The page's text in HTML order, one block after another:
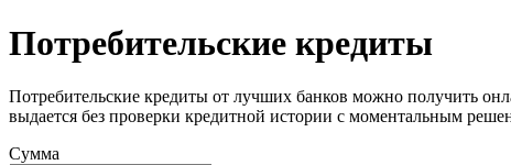
Потребительские кредиты
Потребительские кредиты от лучших банков можно получить
выдается без проверки кредитной истории с моментальным
Сумма